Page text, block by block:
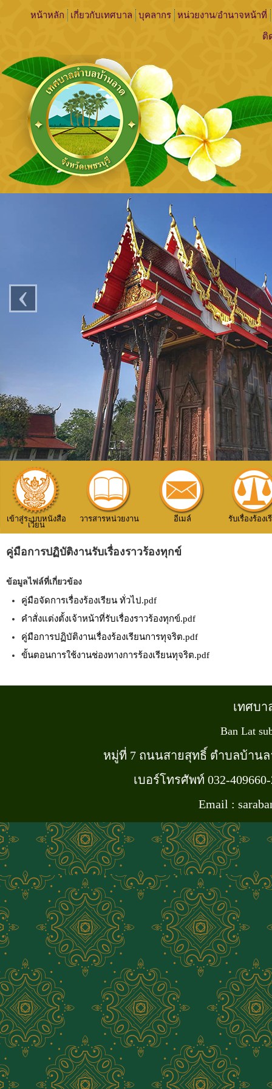
หน้าหลัก เกี่ยวกับเทศบาล บุคลากร หน่วยงาน/อำนาจหน้าที่
ติ
‹
เข้าสู่ระบบหนังสือ
เวียน
วารสารหน่วยงาน อีเมล์ รับเรื่องร้องเ
คู่มือการปฏิบัติงานรับเรื่องราวร้องทุกข์
ข้อมูลไฟล์ที่เกี่ยวข้อง
คู่มือจัดการเรื่องร้องเรียน ทั่วไป.pdf
คำสั่งแต่งตั้งเจ้าหน้าที่รับเรื่องราวร้องทุกข์.pdf
คู่มือการปฏิบัติงานเรื่องร้องเรียนการทุจริต.pdf
ขั้นตอนการใช้งานช่องทางการร้องเรียนทุจริต.pdf
เทศบ
Ban Lat
หมู่ที่ 7 ถนนสายสุทธิ์ ตำบลบ้านล
เบอร์โทรศัพท์ 032-
Email :